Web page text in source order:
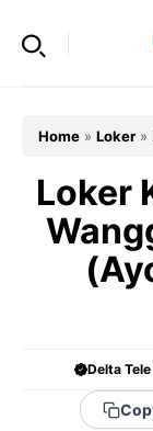
Home » Loker »
Loker
Delta